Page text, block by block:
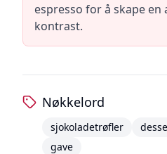
espresso for å skape en
kontrast.
Nøkkelord
sjokoladetrøfler
gave